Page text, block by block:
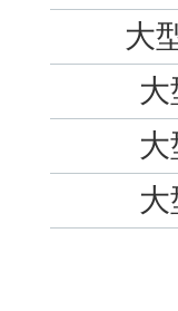
大
大
大
大